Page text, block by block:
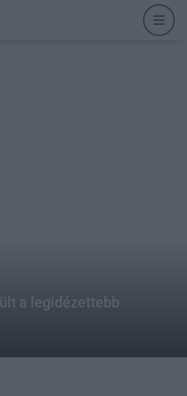
a legidézettebb